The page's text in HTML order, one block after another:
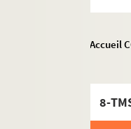
Accueil
8-